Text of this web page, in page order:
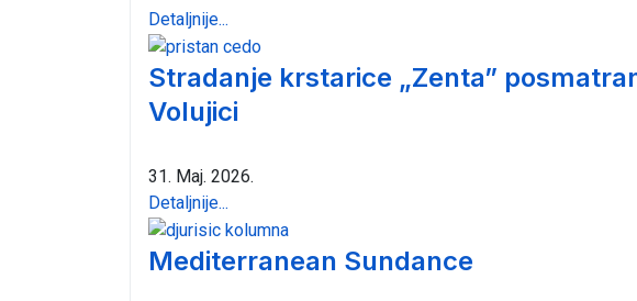
Detaljnije...
Stradanje krstarice „Zenta”
Volujici
31. Maj. 2026.
Detaljnije...
Mediterranean Sundance